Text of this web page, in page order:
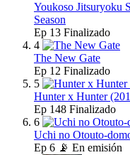
Youkoso Jitsuryoku
Season
Ep 13 Finalizado
4
The New Gate
Ep 12 Finalizado
5
Hunter x Hunter
Ep 148 Finalizado
6
Uchi no Otouto-
Ep 6 📡 En emisión